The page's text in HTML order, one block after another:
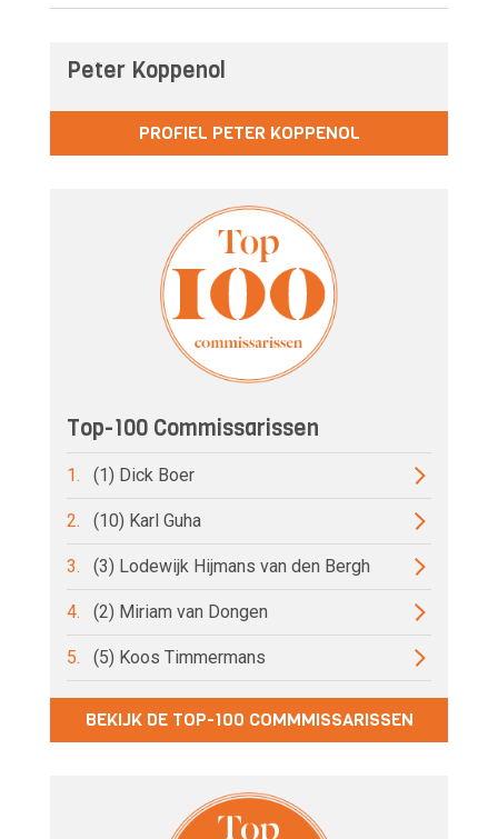
Peter Koppenol
PROFIEL PETER KOPPENOL
Top-100 Commissarissen
1. (1) Dick Boer
2. (10) Karl Guha
3. (3) Lodewijk Hijmans van den Bergh
4. (2) Miriam van Dongen
5. (5) Koos Timmermans
BEKIJK DE TOP-100 COMMMISSARISSEN